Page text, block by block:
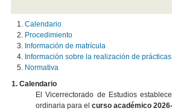
Calendario
Procedimiento
Información de matrícula
Información sobre la realización de
Normativa
1. Calendario
El Vicerrectorado de Estudios
ordinaria para elcurso académico